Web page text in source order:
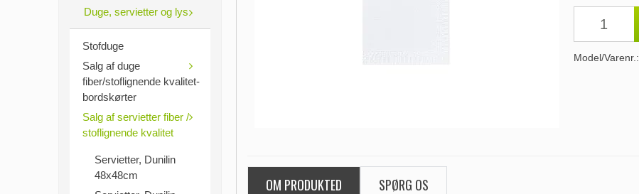
Duge, servietter og lys
Stofduge
Salg af duge
fiber/stoflignende kvalitet-
bordskørter
Salg af servietter fiber /
stoflignende kvalitet
Servietter, Dunilin
48x48cm
Model/Varenr.:
OM PRODUKTED SPØRG OS